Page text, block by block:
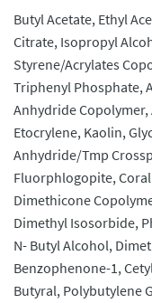
Butyl Acetate, Ethyl
Citrate, Isopropyl
Styrene/Acrylates
Triphenyl Phosphate,
Anhydride
Etocrylene, Kaolin,
Anhydride/Tmp
Fluorphlogopite,
Dimethicone
Dimethyl Isosorbide,
N- Butyl Alcohol,
Benzophenone-1,
Butyral, Polybutylene